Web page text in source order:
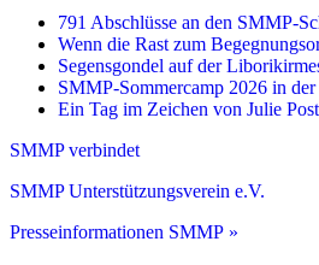
791 Abschlüsse an den SMMP-
Wenn die Rast zum
Segensgondel auf der
SMMP-Sommercamp 2026 in
Ein Tag im Zeichen von Julie
SMMP verbindet
SMMP Unterstützungsverein e.V.
Presseinformationen SMMP »